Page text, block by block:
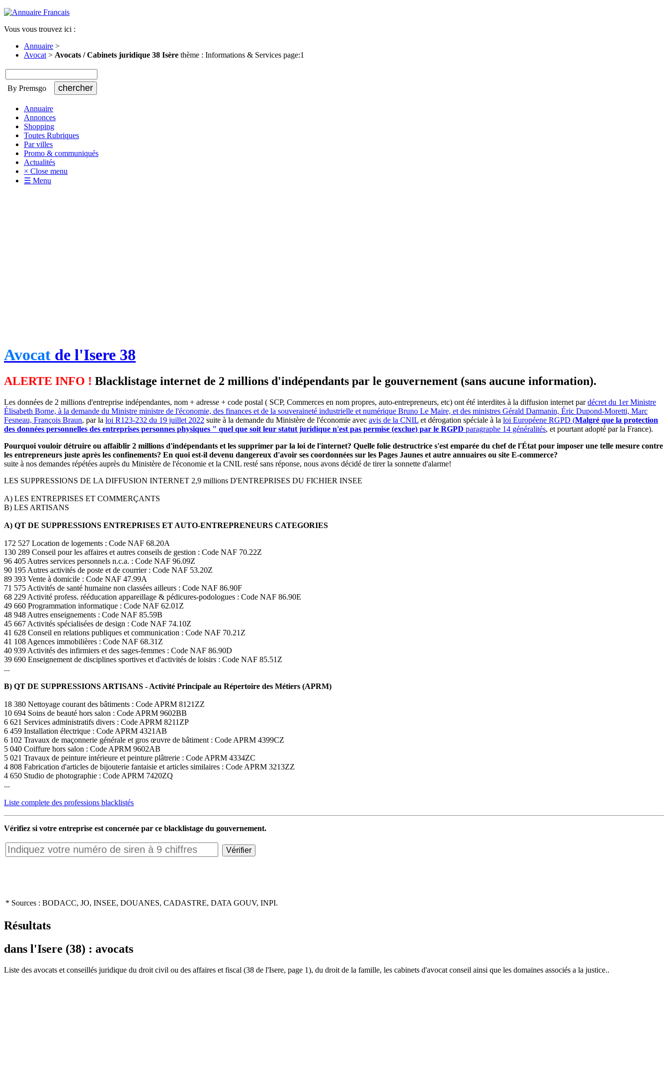
Vous vous trouvez ici :
Annuaire >
Avocat > Avocats / Cabinets juridique 38 Isère thème : Informations & Services page:1
By Premsgo
Annuaire
Annonces
Shopping
Toutes Rubriques
Par villes
Promo & communiqués
Actualités
× Close menu
☰ Menu
Avocat de l'Isere 38
ALERTE INFO ! Blacklistage internet de 2 millions d'indépendants par le gouvernement (sans aucune information).
Les données de 2 millions d'entreprise indépendantes, nom + adresse + code postal ( SCP, Commerces en nom propres, auto-entrepreneurs, etc) ont été interdites à la diffusion internet pardécret du 1er Ministre
Élisabeth Borne, à la demande du Ministre ministre de l'économie, des finances et de la souveraineté industrielle et numérique Bruno Le Maire, et des ministres Gérald Darmanin, Éric Dupond-Moretti, Marc
Fesneau, François Braun, par la loi R123-232 du 19 juillet 2022 suite à la demande du Ministère de l'économie avec avis de la CNIL et dérogation spéciale à la loi Européene RGPD (Malgré que la protection
des données personnelles des entreprises personnes physiques " quel que soit leur statut juridique n'est pas permise (exclue) par le RGPD paragraphe 14 généralités, et pourtant adopté par la France).
Pourquoi vouloir détruire ou affaiblir 2 millions d'indépendants et les supprimer par la loi de l'internet? Quelle folie destructrice s'est emparée du chef de l'État pour imposer une telle mesure contre
les entrepreneurs juste après les confinements? En quoi est-il devenu dangereux d'avoir ses coordonnées sur les Pages Jaunes et autre annuaires ou site E-commerce?
suite à nos demandes répétées auprès du Ministère de l'économie et la CNIL resté sans réponse, nous avons décidé de tirer la sonnette d'alarme!
LES SUPPRESSIONS DE LA DIFFUSION INTERNET 2,9 millions D'ENTREPRISES DU FICHIER INSEE
A) LES ENTREPRISES ET COMMERÇANTS
B) LES ARTISANS
A) QT DE SUPPRESSIONS ENTREPRISES ET AUTO-ENTREPRENEURS CATEGORIES
172 527 Location de logements : Code NAF 68.20A
130 289 Conseil pour les affaires et autres conseils de gestion : Code NAF 70.22Z
96 405 Autres services personnels n.c.a. : Code NAF 96.09Z
90 195 Autres activités de poste et de courrier : Code NAF 53.20Z
89 393 Vente à domicile : Code NAF 47.99A
71 575 Activités de santé humaine non classées ailleurs : Code NAF 86.90F
68 229 Activité profess. rééducation appareillage & pédicures-podologues : Code NAF 86.90E
49 660 Programmation informatique : Code NAF 62.01Z
48 948 Autres enseignements : Code NAF 85.59B
45 667 Activités spécialisées de design : Code NAF 74.10Z
41 628 Conseil en relations publiques et communication : Code NAF 70.21Z
41 108 Agences immobilières : Code NAF 68.31Z
40 939 Activités des infirmiers et des sages-femmes : Code NAF 86.90D
39 690 Enseignement de disciplines sportives et d'activités de loisirs : Code NAF 85.51Z
...
B) QT DE SUPPRESSIONS ARTISANS - Activité Principale au Répertoire des Métiers (APRM)
18 380 Nettoyage courant des bâtiments : Code APRM 8121ZZ
10 694 Soins de beauté hors salon : Code APRM 9602BB
6 621 Services administratifs divers : Code APRM 8211ZP
6 459 Installation électrique : Code APRM 4321AB
6 102 Travaux de maçonnerie générale et gros œuvre de bâtiment : Code APRM 4399CZ
5 040 Coiffure hors salon : Code APRM 9602AB
5 021 Travaux de peinture intérieure et peinture plâtrerie : Code APRM 4334ZC
4 808 Fabrication d'articles de bijouterie fantaisie et articles similaires : Code APRM 3213ZZ
4 650 Studio de photographie : Code APRM 7420ZQ
...
Liste complete des professions blacklistés
Vérifiez si votre entreprise est concernée par ce blacklistage du gouvernement.
* Sources : BODACC, JO, INSEE, DOUANES, CADASTRE, DATA GOUV, INPI.
Résultats
dans l'Isere (38) : avocats
Liste des avocats et conseillés juridique du droit civil ou des affaires et fiscal (38 de l'Isere, page 1), du droit de la famille, les cabinets d'avocat conseil ainsi que les domaines associés a la justice..